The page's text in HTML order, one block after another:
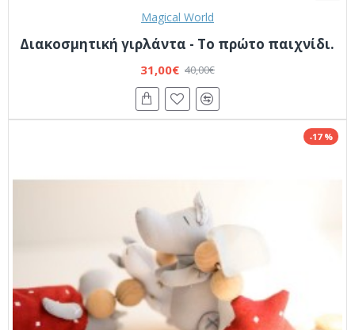
Magical World
Διακοσμητική γιρλάντα - Το πρώτο παιχνίδι.
31,00€ 40,00€
-17 %